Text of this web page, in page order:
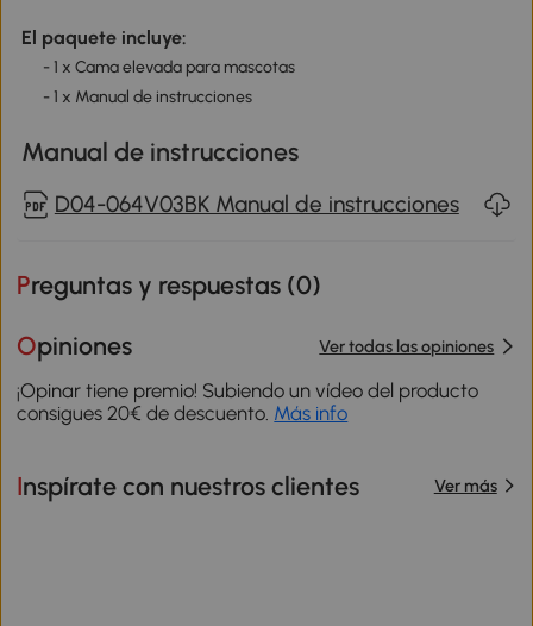
El paquete incluye:
- 1 x Cama elevada para mascotas
- 1 x Manual de instrucciones
Manual de instrucciones
D04-064V03BK Manual de instrucciones
Preguntas y respuestas (0)
Opiniones Ver todas las opiniones
¡Opinar tiene premio! Subiendo un vídeo del producto
consigues 20€ de descuento. Más info
Inspírate con nuestros clientes Ver más